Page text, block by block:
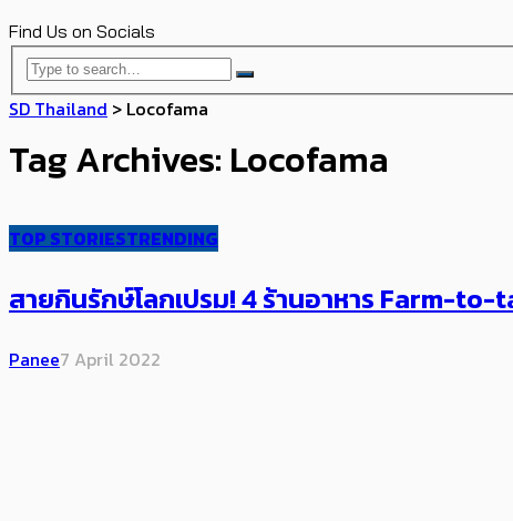
Find Us on Socials
SD Thailand > Locofama
Tag Archives: Locofama
TOP STORIESTRENDING
สายกินรักษ์โลกเปรม! 4 ร้านอาหาร Farm-
Panee7 April 2022